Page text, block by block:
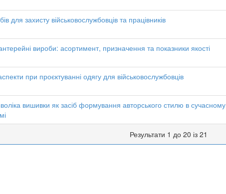
для захисту військовослужбовців та працівників
вироби: асортимент, призначення та показники якості
при проєктуванні одягу для військовослужбовців
вишивки як засіб формування авторського стилю в сучасному
Результати 1 до 20 із 21